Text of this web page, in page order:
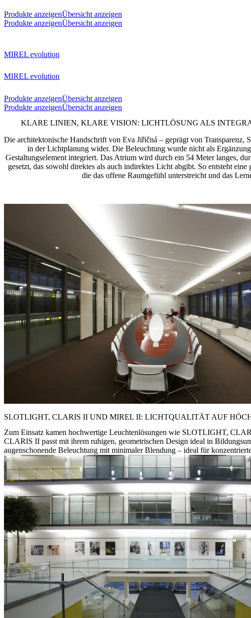
Produkte anzeigenÜbersicht anzeigen
Produkte anzeigenÜbersicht anzeigen
MIREL evolution
MIREL evolution
Produkte anzeigenÜbersicht anzeigen
Produkte anzeigenÜbersicht anzeigen
KLARE LINIEN, KLARE VISION: LICHTLÖSUNG ALS
Die architektonische Handschrift von Eva Jiřičná – geprägt von Transparenz,
in der Lichtplanung wider. Die Beleuchtung wurde nicht als Ergänzung
Gestaltungselement integriert. Das Atrium wird durch ein 54 Meter langes,
gesetzt, das sowohl direktes als auch indirektes Licht abgibt. So entsteht
die das offene Raumgefühl unterstreicht und das
SLOTLIGHT, CLARIS II UND MIREL II: LICHTQUALITÄT AUF
Zum Einsatz kamen hochwertige Leuchtenlösungen wie SLOTLIGHT,
CLARIS II passt mit ihrem ruhigen, geometrischen Design ideal in
augenschonende Beleuchtung mit minimaler Blendung – ideal für